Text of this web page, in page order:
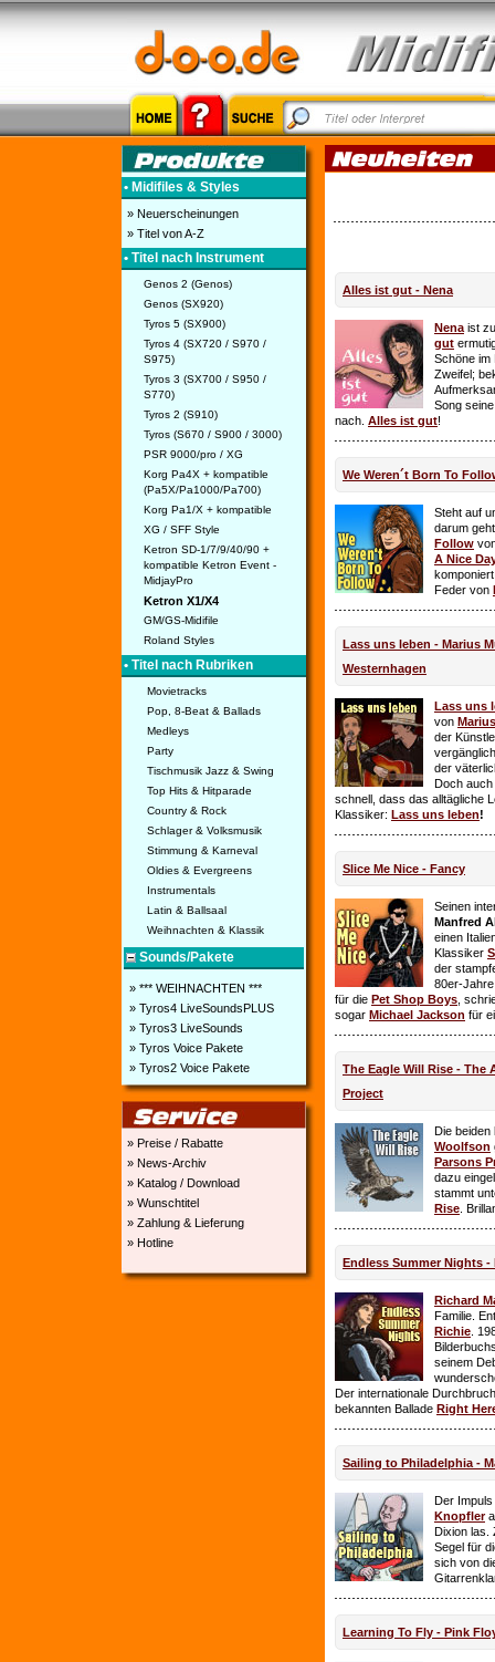
• Midifiles & Styles
» Neuerscheinungen
» Titel von A-Z
• Titel nach Instrument
Genos 2 (Genos)
Genos (SX920)
Tyros 5 (SX900)
Tyros 4 (SX720 / S970 /
S975)
Tyros 3 (SX700 / S950 /
S770)
Tyros 2 (S910)
Tyros (S670 / S900 / 3000)
PSR 9000/pro / XG
Korg Pa4X + kompatible
(Pa5X/Pa1000/Pa700)
Korg Pa1/X + kompatible
XG / SFF Style
Ketron SD-1/7/9/40/90 +
kompatible Ketron Event -
MidjayPro
Ketron X1/X4
GM/GS-Midifile
Roland Styles
• Titel nach Rubriken
Movietracks
Pop, 8-Beat & Ballads
Medleys
Party
Tischmusik Jazz & Swing
Top Hits & Hitparade
Country & Rock
Schlager & Volksmusik
Stimmung & Karneval
Oldies & Evergreens
Instrumentals
Latin & Ballsaal
Weihnachten & Klassik
Sounds/Pakete
» *** WEIHNACHTEN ***
» Tyros4 LiveSoundsPLUS
» Tyros3 LiveSounds
» Tyros Voice Pakete
» Tyros2 Voice Pakete
» Preise / Rabatte
» News-Archiv
» Katalog / Download
» Wunschtitel
» Zahlung & Lieferung
» Hotline
Alles ist gut - Nena
Nena ist
gut
Schöne im
Zweifel;
Song
nach. Alles ist gut!
We Weren´t Born To
Steht auf
darum
Follow
A Nice
Feder von
Lass uns leben - Marius
Westernhagen
Lass uns
von
der
der
Doch auch
schnell, dass das alltägliche
Klassiker: Lass uns leben!
Slice Me Nice - Fancy
Seinen
Manfred
einen
Klassiker
der
80er-
für die Pet Shop Boys ,
sogar Michael Jackson für
The Eagle Will Rise - The
Project
Die beiden
Woolfson
Parsons
dazu
stammt
Rise .
Endless Summer Nights -
Richard
Familie.
Richie .
seinem
Der internationale
bekannten Ballade Right
Sailing to Philadelphia -
Der
Knopfler
Dixion las.
Segel für
sich von
Learning To Fly - Pink